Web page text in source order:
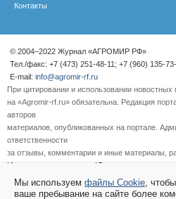
Контакты
© 2004–2022 Журнал «АГРОМИР РФ»
Тел./факс: +7 (473) 251-48-11; +7 (960) 135-
E-mail: info@agromir-rf.ru
При цитировании и использовании новостных
на «Agromir-rf.ru» обязательна. Редакция
авторов
материалов, опубликованных на портале.
ответственности
за отзывы, комментарии и иные материалы,
Интернет-компания «Юнона»—
разработка сайта
Мы используем файлы Cookie,
ваше пребывание на сайте более